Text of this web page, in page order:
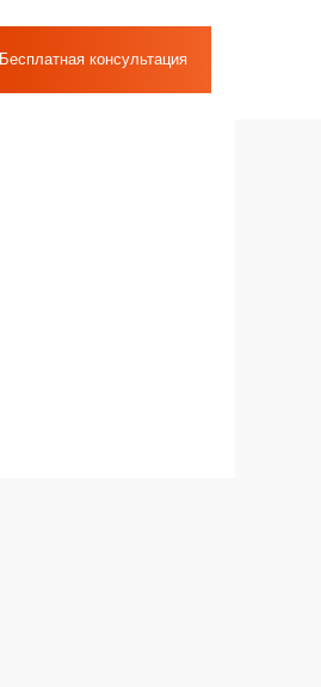
Бесплатная консультация